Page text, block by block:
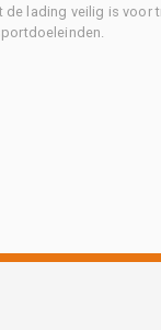
lading veilig is voor